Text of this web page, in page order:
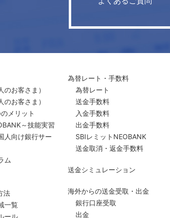
のお客さま）
のお客さま）
メリット
～技能実習
人向け銀行サー
ム
法
一覧
ール
為替レート・手数料
為替レート
送金手数料
入金手数料
出金手数料
SBIレミットNEOBANK
送金取消・返金手数料
送金シミュレーション
海外からの送金受取・出金
銀行口座受取
出金